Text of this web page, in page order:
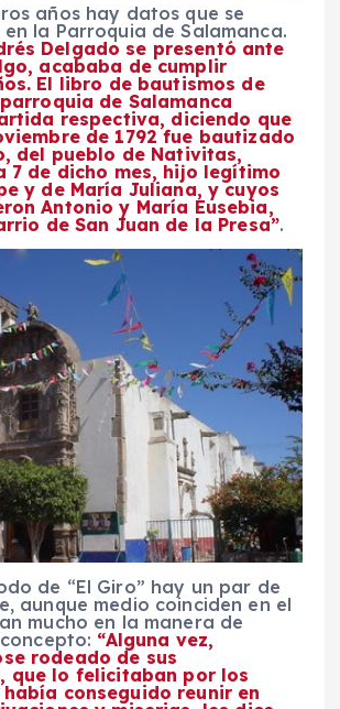
años hay datos que se
la Parroquia de Salamanca.
Delgado se presentó ante
acababa de cumplir
El libro de bautismos de
de Salamanca
respectiva, diciendo que
de 1792 fue bautizado
del pueblo de Nativitas,
7 de dicho mes, hijo legítimo
y de María Juliana, y cuyos
Antonio y María Eusebia,
de San Juan de la Presa”.
de “El Giro” hay un par de
aunque medio coinciden en el
mucho en la manera de
“Alguna vez,
rodeado de sus
que lo felicitaban por los
conseguido reunir en